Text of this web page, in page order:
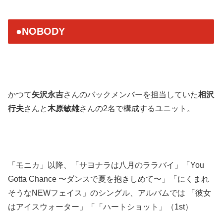
●NOBODY
かつて矢沢永吉さんのバックメンバーを担当していた相沢
行夫さんと木原敏雄さんの2名で構成するユニット。
「モニカ」以降、「サヨナラは八月のララバイ」「You
Gotta Chance 〜ダンスで夏を抱きしめて〜」「にくまれ
そうなNEWフェイス」のシングル、アルバムでは 「彼女
はアイスウォーター」「「ハートショット」（1st）